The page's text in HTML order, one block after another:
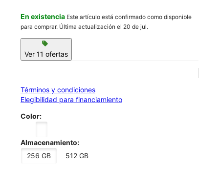
En existencia Este artículo está confirmado como disponible
para comprar. Última actualización el 20 de jul.
sell
Ver 11 ofertas
Términos y condiciones
Elegibilidad para financiamiento
Color:
Almacenamiento:
256 GB
512 GB